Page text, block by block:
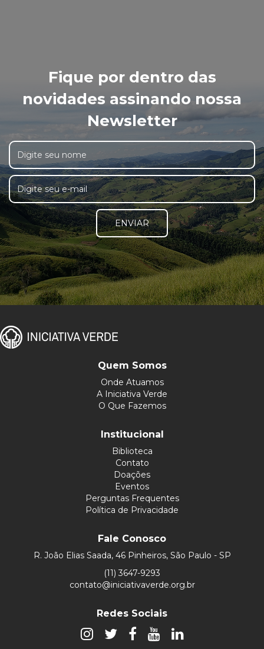
Fique por dentro das
novidades assinando nossa
Newsletter
ENVIAR
Quem Somos
Onde Atuamos
A Iniciativa Verde
O Que Fazemos
Institucional
Biblioteca
Contato
Doações
Eventos
Perguntas Frequentes
Política de Privacidade
Fale Conosco
R. João Elias Saada, 46 Pinheiros, São Paulo - SP
(11) 3647-9293
contato@iniciativaverde.org.br
Redes Sociais